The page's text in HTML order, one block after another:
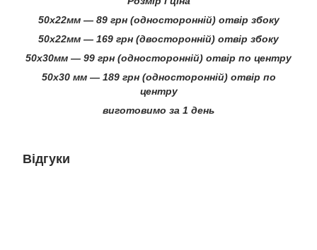
50х22мм — 89 грн (односторонній) отвір збоку
50х22мм — 169 грн (двосторонній) отвір збоку
50х30мм — 99 грн (односторонній) отвір по центру
50х30 мм — 189 грн (односторонній) отвір по
центру
виготовимо за 1 день
Відгуки